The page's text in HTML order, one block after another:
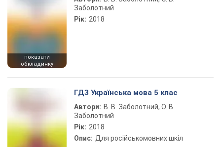
показати
обкладинку
Заболотний
Рік: 2018
ГДЗ Українська мова 5 клас
Автори: В. В. Заболотний, О. В.
Заболотний
Рік: 2018
Опис: Для російськомовних шкіл